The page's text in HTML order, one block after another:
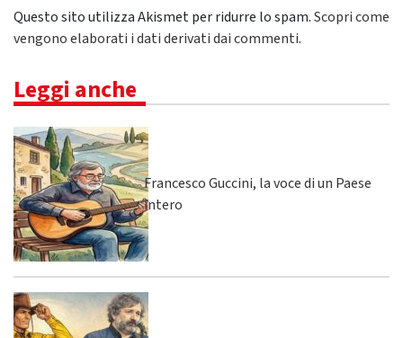
Questo sito utilizza Akismet per ridurre lo spam.Scopri come
vengono elaborati i dati derivati dai commenti.
Leggi anche
Francesco Guccini, la voce di un Paese
intero